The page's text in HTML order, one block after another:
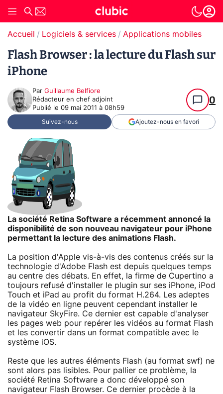
Accueil Logiciels & services Applications mobiles
Flash Browser : la lecture du Flash sur
iPhone
Par Guillaume Belfiore
Rédacteur en chef adjoint
Publié le 09 mai 2011 à 08h59
0
Suivez-nous Ajoutez-nous en favori
La société Retina Software a récemment annoncé la
disponibilité de son nouveau navigateur pour iPhone
permettant la lecture des animations Flash.
La position d'Apple vis-à-vis des contenus créés sur la
technologie d'Adobe Flash est depuis quelques temps
au centre des débats. En effet, la firme de Cupertino a
toujours refusé d'installer le plugin sur ses iPhone, iPod
Touch et iPad au profit du format H.264. Les adeptes
de la vidéo en ligne peuvent cependant installer le
navigateur SkyFire. Ce dernier est capable d'analyser
les pages web pour repérer les vidéos au format Flash
et les convertir dans un format compatible avec le
système iOS.
Reste que les autres éléments Flash (au format swf) ne
sont alors pas lisibles. Pour pallier ce problème, la
société Retina Software a donc développé son
navigateur Flash Browser. Ce dernier procède à la